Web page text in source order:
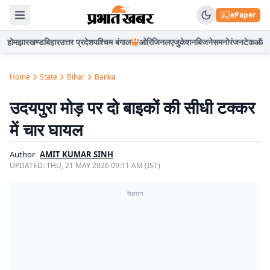
ePaper
होमझारखण्डबिहारउत्तर प्रदेशपश्चिम बंगाल ओरिजिनलएजुकेशनबिजनेसमनोरंजनटेकऑटो
Home State Bihar Banka
उदयपुरा मोड़ पर दो बाइकों की सीधी टक्कर
में चार घायल
Author AMIT KUMAR SINH
UPDATED:THU, 21 MAY 2026 09:11 AM (IST)
विज्ञापन